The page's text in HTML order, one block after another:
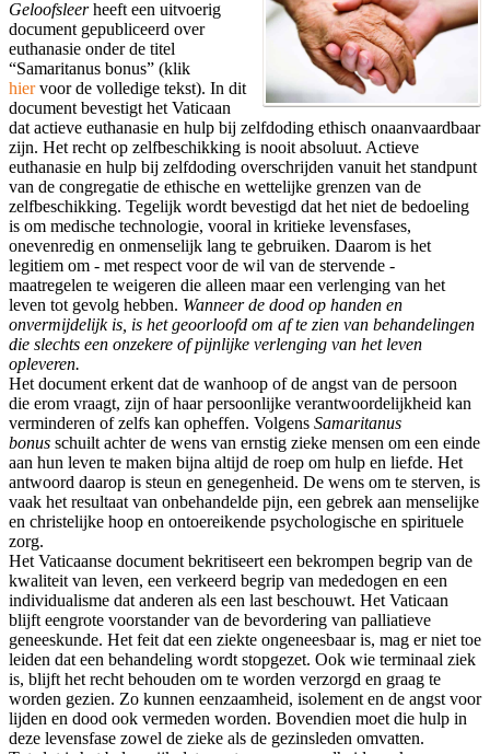
Geloofsleerheeft een uitvoerig
document gepubliceerd over
euthanasie onder de titel
“Samaritanus bonus” (klik
hiervoor de volledige tekst). In dit
document bevestigt het Vaticaan
dat actieve euthanasie en hulp bij zelfdoding ethisch onaanvaardbaar
zijn. Het recht op zelfbeschikking is nooit absoluut. Actieve
euthanasie en hulp bij zelfdoding overschrijden vanuit het standpunt
van de congregatie de ethische en wettelijke grenzen van de
zelfbeschikking. Tegelijk wordt bevestigd dat het niet de bedoeling
is om medische technologie, vooral in kritieke levensfases,
onevenredig en onmenselijk lang te gebruiken. Daarom is het
legitiem om - met respect voor de wil van de stervende -
maatregelen te weigeren die alleen maar een verlenging van het
leven tot gevolg hebben. Wanneer de dood op handen en
onvermijdelijk is, is het geoorloofd om af te zien van behandelingen
die slechts een onzekere of pijnlijke verlenging van het leven
opleveren.
Het document erkent dat de wanhoop of de angst van de persoon
die erom vraagt, zijn of haar persoonlijke verantwoordelijkheid kan
verminderen of zelfs kan opheffen. Volgens Samaritanus
bonus schuilt achter de wens van ernstig zieke mensen om een ​​einde
aan hun leven te maken bijna altijd de roep om hulp en liefde. Het
antwoord daarop is steun en genegenheid. De wens om te sterven, is
vaak het resultaat van onbehandelde pijn, een gebrek aan menselijke
en christelijke hoop en ontoereikende psychologische en spirituele
zorg.
Het Vaticaanse document bekritiseert een bekrompen begrip van de
kwaliteit van leven, een verkeerd begrip van mededogen en een
individualisme dat anderen als een last beschouwt. Het Vaticaan
blijft eengrote voorstander van de bevordering van palliatieve
geneeskunde. Het feit dat een ziekte ongeneesbaar is, mag er niet toe
leiden dat een behandeling wordt stopgezet. Ook wie terminaal ziek
is, blijft het recht behouden om te worden verzorgd en graag te
worden gezien. Zo kunnen eenzaamheid, isolement en de angst voor
lijden en dood ook vermeden worden. Bovendien moet die hulp in
deze levensfase zowel de zieke als de gezinsleden omvatten.